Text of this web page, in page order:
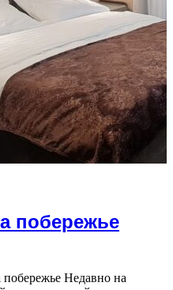
побережье
Недавно на